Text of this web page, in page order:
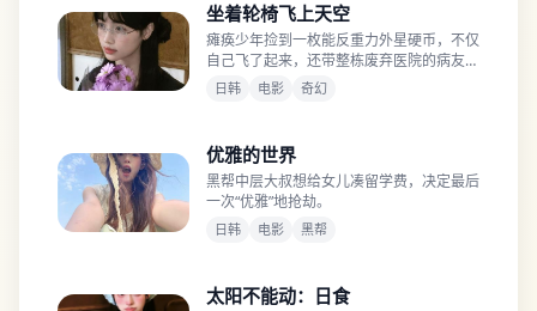
坐着轮椅飞上天空
瘫痪少年捡到一枚能反重力外星硬币，不仅
自己飞了起来，还带整栋废弃医院的病友飞
向天空。
日韩 电影 奇幻
优雅的世界
黑帮中层大叔想给女儿凑留学费，决定最后
一次“优雅”地抢劫。
日韩 电影 黑帮
太阳不能动：日食